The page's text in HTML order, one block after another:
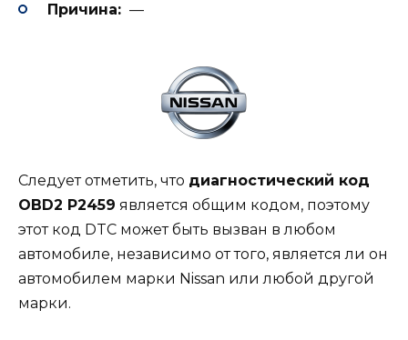
Причина: —
Следует отметить, что диагностический код
OBD2 P2459 является общим кодом, поэтому
этот код DTC может быть вызван в любом
автомобиле, независимо от того, является ли он
автомобилем марки Nissan или любой другой
марки.